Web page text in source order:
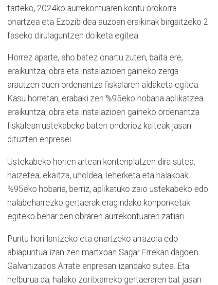
tarteko, 2024ko aurrekontuaren kontu orokorra
onartzea eta Ezozibidea auzoan eraikinak birgaitzeko 2.
faseko dirulaguntzen doiketa egitea.
Horrez aparte, aho batez onartu zuten, baita ere,
eraikuntza, obra eta instalazioen gaineko zerga
arautzen duen ordenantza fiskalaren aldaketa egitea.
Kasu horretan, erabaki zen %95eko hobaria aplikatzea
eraikuntza, obra eta instalazioen gaineko ordenantza
fiskalean ustekabeko baten ondorioz kalteak jasan
dituzten enpresei.
Ustekabeko horien artean kontenplatzen dira sutea,
haizetea, ekaitza, uholdea, leherketa eta halakoak.
%95eko hobaria, berriz, aplikatuko zaio ustekabeko edo
halabeharrezko gertaerak eragindako konponketak
egiteko behar den obraren aurrekontuaren zatiari.
Puntu hori lantzeko eta onartzeko arrazoia edo
abiapuntua izan zen martxoan Sagar Errekan dagoen
Galvanizados Arrate enpresan izandako sutea. Eta
helburua da, halako zoritxarreko gertaeraren bat jasan